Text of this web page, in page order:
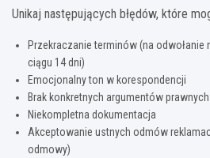
Unikaj następujących błędów, które
Przekraczanie terminów (na
ciągu 14 dni)
Emocjonalny ton w korespondencji
Brak konkretnych argumentów prawnych
Niekompletna dokumentacja
Akceptowanie ustnych odmów
odmowy)